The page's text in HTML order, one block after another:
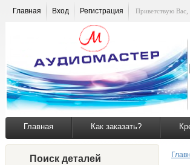
Главная Вход Регистрация Приветствую Вас
Главная Как заказать?
Поиск деталей